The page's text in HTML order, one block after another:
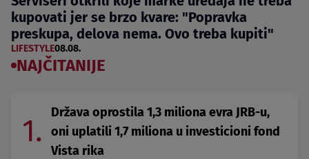
kupovati jer se brzo kvare: "Popravka
preskupa, delova nema. Ovo treba kupiti"
LIFESTYLE08.08.
NAJČITANIJE
1.
Država oprostila 1,3 miliona evra JRB-u,
oni uplatili 1,7 miliona u investicioni fond
Vista rika